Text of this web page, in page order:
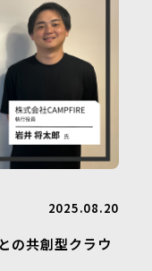
2025.08.20
の共創型クラウ